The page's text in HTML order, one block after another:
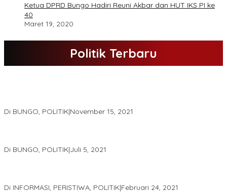
Ketua DPRD Bungo Hadiri Reuni Akbar dan HUT IKS PI ke
40
Maret 19, 2020
Politik Terbaru
Di BUNGO, POLITIK|November 15, 2021
Di BUNGO, POLITIK|Juli 5, 2021
Di INFORMASI, PERISTIWA, POLITIK|Februari 24, 2021